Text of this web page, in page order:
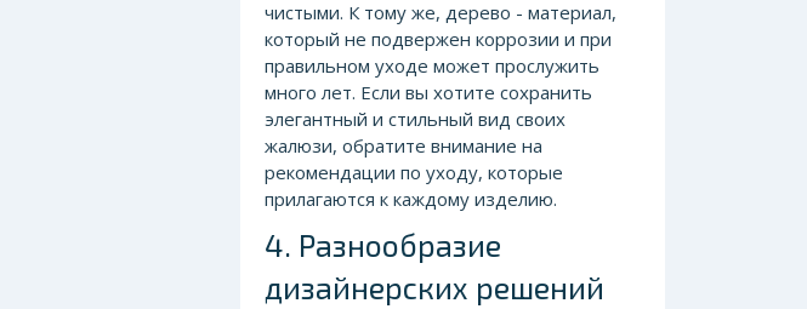
чистыми. К тому же, дерево - материал,
который не подвержен коррозии и при
правильном уходе может прослужить
много лет. Если вы хотите сохранить
элегантный и стильный вид своих
жалюзи, обратите внимание на
рекомендации по уходу, которые
прилагаются к каждому изделию.
4. Разнообразие
дизайнерских решений